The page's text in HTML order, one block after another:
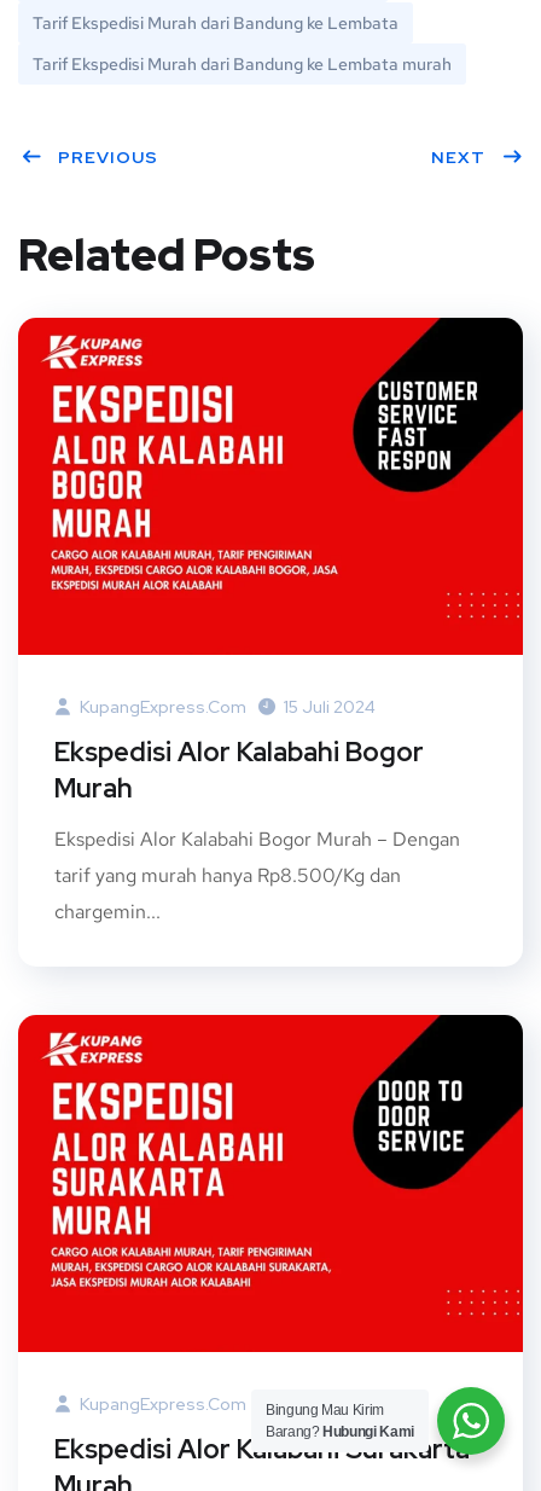
Tarif Ekspedisi Murah dari Bandung ke Lembata
Tarif Ekspedisi Murah dari Bandung ke Lembata murah
PREVIOUS NEXT
Related Posts
KupangExpress.com 15 Juli 2024
Ekspedisi Alor Kalabahi Bogor
Murah
Ekspedisi Alor Kalabahi Bogor Murah – Dengan
tarif yang murah hanya Rp8.500/Kg dan
chargemin...
KupangExpress.com 15 Juli 2024
Ekspedisi Alor Kalabahi Surakarta
Bingung Mau Kirim
Barang? Hubungi Kami